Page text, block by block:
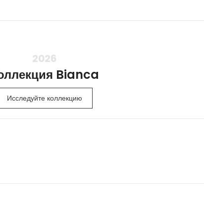
2026
Bianca
Исследуйте коллекцию
İletişim numaranız
Görüşme Tarihi